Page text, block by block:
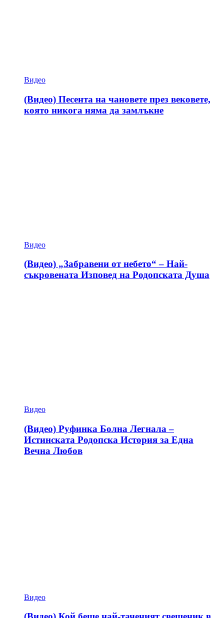
Видео
(Видео) Песента на чановете през вековете,
която никога няма да замлъкне
Видео
(Видео) „Забравени от небето“ – Най-
съкровената Изповед на Родопската Душа
Видео
(Видео) Руфинка Болна Легнала –
Истинската Родопска История за Една
Вечна Любов
Видео